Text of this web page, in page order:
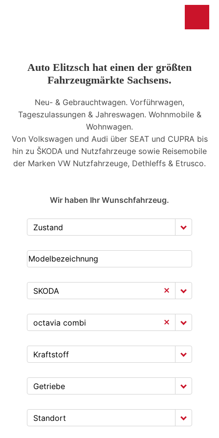
Auto Elitzsch hat einen der größten
Fahrzeugmärkte Sachsens.
Neu- & Gebrauchtwagen. Vorführwagen,
Tageszulassungen & Jahreswagen. Wohnmobile &
Wohnwagen.
Von Volkswagen und Audi über SEAT und CUPRA bis
hin zu ŠKODA und Nutzfahrzeuge sowie Reisemobile
der Marken VW Nutzfahrzeuge, Dethleffs & Etrusco.
Wir haben Ihr Wunschfahrzeug.
Zustand
SKODA
octavia combi
Kraftstoff
Getriebe
Standort